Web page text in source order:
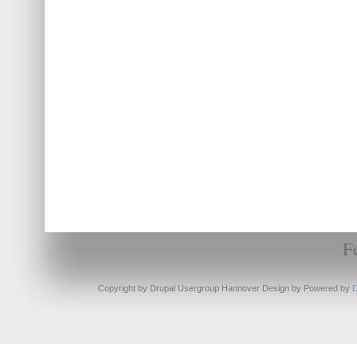
Copyright by Drupal Usergroup Hannover Design by Powered by